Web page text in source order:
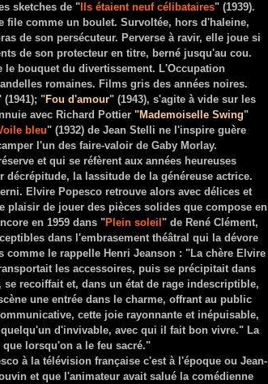
sketches de " Ils étaient neuf célibataires" (1939).
file comme un boulet. Survoltée, hors d'haleine,
de son persécuteur. Perverse à ravir, elle joue si
de son protecteur en titre, berné jusqu'au cou.
le bouquet du divertissement. L'Occupation
romaines. Films gris des années noires.
(1941); "Fou d'amour" (1943), s'agite à vide sur les
avec Richard Pottier "Mademoiselle Swing"
bleu" (1932) de Jean Stelli ne l'inspire guère
l'un des faire-valoir de Gaby Morlay.
et qui se réfèrent aux années heureuses
la lassitude de la généreuse actrice.
Elvire Popesco retrouve alors avec délices et
plaisir de jouer des pièces solides que compose en
en 1959 dans "Plein soleil " de René Clément,
dans l'embrasement théâtral qui la dévore
le rappelle Henri Jeanson : "La chère Elvire
les accessoires, puis se précipitait dans
recoiffait et, dans un état de rage indescriptible,
une entrée dans le charme, offrant au public
cette joie rayonnante et inépuisable,
d'invivable, avec qui il fait bon vivre." La
lorsqu'on a le feu sacré."
à la télévision française c'est à l'époque ou Jean-
et que l'animateur avait salué la comédienne